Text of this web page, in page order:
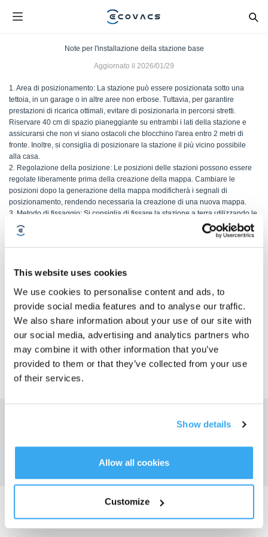
This website uses cookies
We use cookies to personalise content and ads, to
provide social media features and to analyse our traffic.
We also share information about your use of our site with
our social media, advertising and analytics partners who
may combine it with other information that you’ve
provided to them or that they’ve collected from your use
of their services.
Show details
Allow all cookies
Customize
Note per l'installazione della stazione base
Aggiornato il 2026/01/29
1. Area di posizionamento: La stazione può essere posizionata sotto una
tettoia, in un garage o in altre aree non erbose. Tuttavia, per garantire
prestazioni di ricarica ottimali, evitare di posizionarla in percorsi stretti.
Riservare 40 cm di spazio pianeggiante su entrambi i lati della stazione e
assicurarsi che non vi siano ostacoli che blocchino l'area entro 2 metri di
fronte. Inoltre, si consiglia di posizionare la stazione il più vicino possibile
alla casa.
2. Regolazione della posizione: Le posizioni delle stazioni possono essere
regolate liberamente prima della creazione della mappa. Cambiare le
posizioni dopo la generazione della mappa modificherà i segnali di
posizionamento, rendendo necessaria la creazione di una nuova mappa.
3. Metodo di fissaggio: Si consiglia di fissare la stazione a terra utilizzando le
viti di fissaggio a terra incluse. Il mancato fissaggio può causare movimenti e
quindi impedire la ricarica. La mancanza di fissaggio a lungo termine può
anche deformare la piastra di base, compromettendo le prestazioni di
Questo articolo è stato utile?
SÌ NO
Ottieni le ultime notizie da ECOVACS